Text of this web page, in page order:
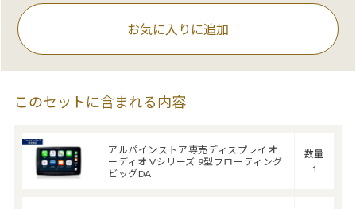
お気に入りに追加
このセットに含まれる内容
アルパインストア専売ディスプレイオ
ーディオ Vシリーズ 9型フローティング
ビッグDA
数量
1